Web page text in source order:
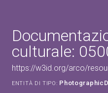
culturale:
https://w3id.org/arco/
ENTITÀ DI TIPO: